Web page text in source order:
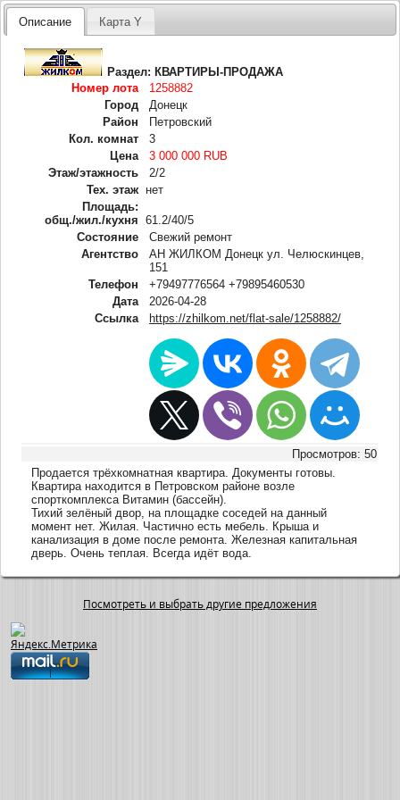
Описание Карта Y
Раздел:КВАРТИРЫ-ПРОДАЖА
Номер лота
1258882
Город
Донецк
Район
Петровский
Кол. комнат
3
Цена
3 000 000 RUB
Этаж/этажность
2/2
Тех. этаж нет
Площадь:
общ./жил./кухня
61.2/40/5
Состояние
Свежий ремонт
Агентство
АН ЖИЛКОМ Донецк ул. Челюскинцев,
151
Телефон
+79497776564 +79895460530
Дата
2026-04-28
Ссылка
https://zhilkom.net/flat-sale/1258882/
Просмотров: 50
Продается трёхкомнатная квартира. Документы готовы.
Квартира находится в Петровском районе возле
спорткомплекса Витамин (бассейн).
Тихий зелёный двор, на площадке соседей на данный
момент нет. Жилая. Частично есть мебель. Крыша и
канализация в доме после ремонта. Железная капитальная
дверь. Очень теплая. Всегда идёт вода.
Посмотреть и выбрать другие предложения